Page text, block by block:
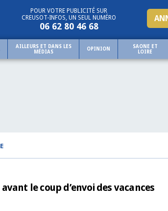
POUR VOTRE PUBLICITÉ SUR
CREUSOT-INFOS, UN SEUL NUMÉRO
06 62 80 46 68
AILLEURS ET DANS LES
MÉDIAS
OPINION
SAONE ET
LOIRE
le coup d’envoi des vacances